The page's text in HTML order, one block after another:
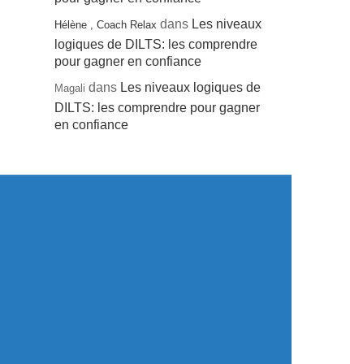
Hélène , Coach Relax dans Les niveaux
logiques de DILTS: les comprendre
pour gagner en confiance
Magali dans Les niveaux logiques de
DILTS: les comprendre pour gagner
en confiance